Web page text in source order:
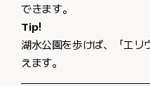
できます。
Tip!
湖水公園を歩けば、「エリ
えます。